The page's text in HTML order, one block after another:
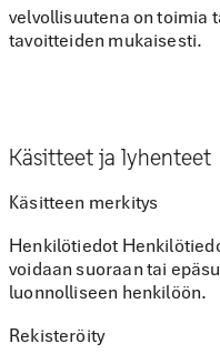
velvollisuutena on toimia
tavoitteiden mukaisesti.
Käsitteet ja lyhenteet
Käsitteen merkitys
Henkilötiedot
voidaan suoraan tai
luonnolliseen henkilöön.
Rekisteröity